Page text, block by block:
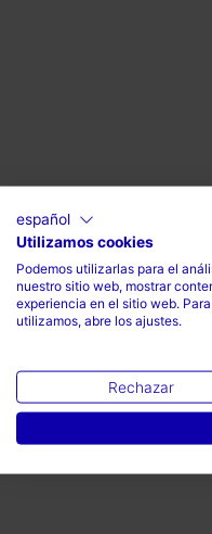
español
Utilizamos cookies
Podemos utilizarlas para el
nuestro sitio web, mostrar
experiencia en el sitio web.
utilizamos, abre los ajustes.
Rechazar